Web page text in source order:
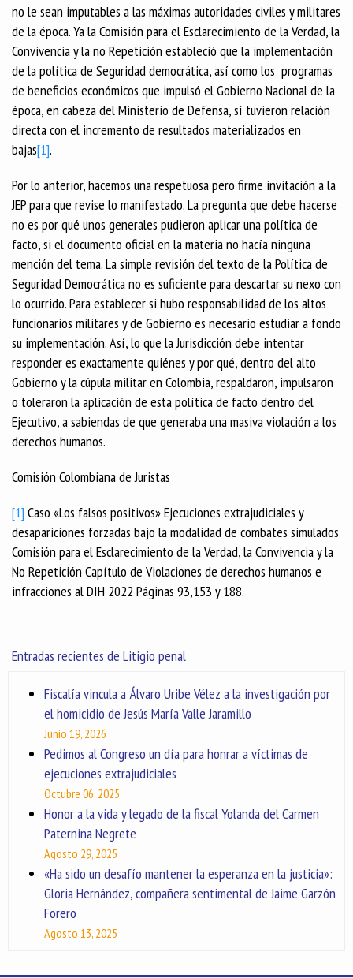
no le sean imputables a las máximas autoridades civiles y militares
de la época. Ya la Comisión para el Esclarecimiento de la Verdad, la
Convivencia y la no Repetición estableció que la implementación
de la política de Seguridad democrática, así como los programas
de beneficios económicos que impulsó el Gobierno Nacional de la
época, en cabeza del Ministerio de Defensa, sí tuvieron relación
directa con el incremento de resultados materializados en
bajas[1].
Por lo anterior, hacemos una respetuosa pero firme invitación a la
JEP para que revise lo manifestado. La pregunta que debe hacerse
no es por qué unos generales pudieron aplicar una política de
facto, si el documento oficial en la materia no hacía ninguna
mención del tema. La simple revisión del texto de la Política de
Seguridad Democrática no es suficiente para descartar su nexo con
lo ocurrido. Para establecer si hubo responsabilidad de los altos
funcionarios militares y de Gobierno es necesario estudiar a fondo
su implementación. Así, lo que la Jurisdicción debe intentar
responder es exactamente quiénes y por qué, dentro del alto
Gobierno y la cúpula militar en Colombia, respaldaron, impulsaron
o toleraron la aplicación de esta política de facto dentro del
Ejecutivo, a sabiendas de que generaba una masiva violación a los
derechos humanos.
Comisión Colombiana de Juristas
[1] Caso «Los falsos positivos» Ejecuciones extrajudiciales y
desapariciones forzadas bajo la modalidad de combates simulados
Comisión para el Esclarecimiento de la Verdad, la Convivencia y la
No Repetición Capítulo de Violaciones de derechos humanos e
infracciones al DIH 2022 Páginas 93,153 y 188.
Entradas recientes de Litigio penal
Fiscalía vincula a Álvaro Uribe Vélez a la investigación por
el homicidio de Jesús María Valle Jaramillo
Junio 19, 2026
Pedimos al Congreso un día para honrar a víctimas de
ejecuciones extrajudiciales
Octubre 06, 2025
Honor a la vida y legado de la fiscal Yolanda del Carmen
Paternina Negrete
Agosto 29, 2025
«Ha sido un desafío mantener la esperanza en la justicia»:
Gloria Hernández, compañera sentimental de Jaime Garzón
Forero
Agosto 13, 2025